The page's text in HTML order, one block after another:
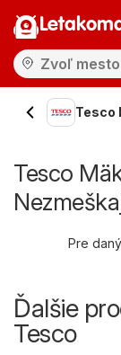
Tesco
Tesco
Pre
Ďalšie
Tesco